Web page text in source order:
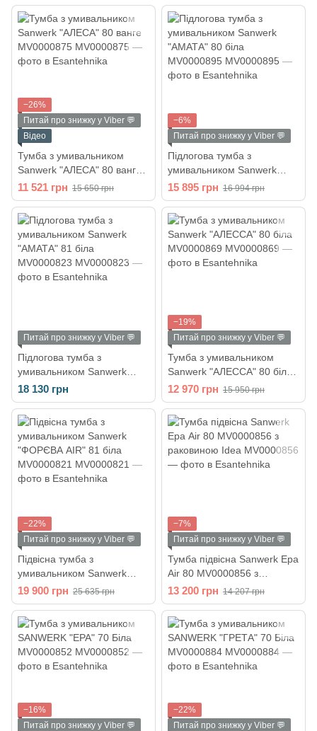
−26%
Питай про знижку у Viber 💬
Відео
Тумба з умивальником
Sanwerk "АЛЕСА" 80 ванге
MV0000875
11 521 грн 15 650 грн
−6%
Питай про знижку у Viber 💬
Підлогова тумба з
умивальником Sanwerk
"АМАТА" 80 біла
MV0000895
15 895 грн 16 994 грн
Питай про знижку у Viber 💬
Підлогова тумба з
умивальником Sanwerk
"АМАТА" 81 біла
MV0000823
18 130 грн
−19%
Питай про знижку у Viber 💬
Тумба з умивальником
Sanwerk "АЛЕССА" 80 біла
MV0000869
12 970 грн 15 950 грн
−22%
Питай про знижку у Viber 💬
Підвісна тумба з
умивальником Sanwerk
"ФОРЄВА AIR" 81 біла
MV0000821
19 900 грн 25 635 грн
−7%
Питай про знижку у Viber 💬
Тумба підвісна Sanwerk Ера
Air 80 MV0000856 з
раковиною Idea
13 200 грн 14 207 грн
−16%
Питай про знижку у Viber 💬
−22%
Питай про знижку у Viber 💬